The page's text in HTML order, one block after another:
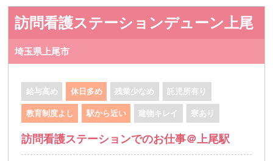
訪問看護ステーションデューン上尾
埼玉県上尾市
給与高め 休日多め 残業少なめ 託児所有り
教育制度よし 駅から近い 建物キレイ 寮あり
訪問看護ステーションでのお仕事＠上尾駅